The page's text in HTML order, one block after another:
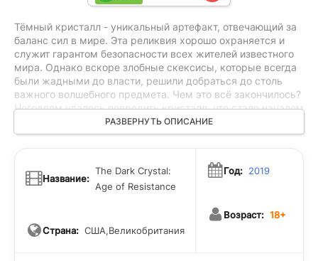
Тёмный кристалл - уникальный артефакт, отвечающий за
баланс сил в мире. Эта реликвия хорошо охраняется и
служит гарантом безопасности всех жителей известного
мира. Однако вскоре злобные скексисы, которые всегда
были жадными до власти, решили добраться до столь
важного волшебного предмета. Чем это всё закончилось?
Негодяям удалось повредить кристалл, что стало началом
больших бед, разрушений и хаоса. Конечно же, чтобы
вернуть баланс в прежнее русло, предстоит провести
персонажей. Райан, Бриа и Дит узнают об этом ужасном
событии и начинают своё большое восстание, которое
может сломить сопротивление скексисов. Однако
освобождению человекообразной расы гелфингов,
которые стали жертвой нападения ящеров. Рабское
РАЗВЕРНУТЬ ОПИСАНИЕ
Название:
The Dark Crystal:
Age of Resistance
Страна: США,Великобритания
Год: 2019
Возраст: 18+